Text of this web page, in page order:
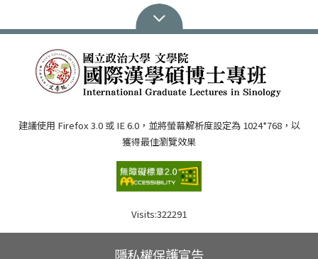
建議使用 Firefox 3.0 或 IE 6.0，並將螢幕解析度設定為 1024*768，以
獲得最佳瀏覽效果
Visits:322291
隱私權保護宣告